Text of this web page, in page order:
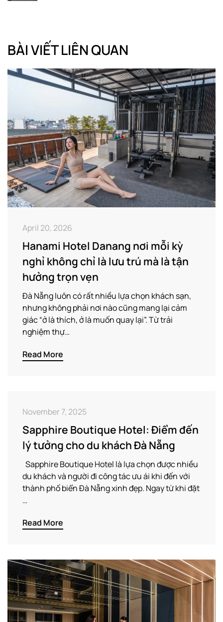
BÀI VIẾT LIÊN QUAN
April 20, 2026
Hanami Hotel Danang nơi mỗi kỳ
nghỉ không chỉ là lưu trú mà là tận
hưởng trọn vẹn
Đà Nẵng luôn có rất nhiều lựa chọn khách sạn,
nhưng không phải nơi nào cũng mang lại cảm
giác “ở là thích, ở là muốn quay lại”. Từ trải
nghiệm thự…
Read More
November 7, 2025
Sapphire Boutique Hotel: Điểm đến
lý tưởng cho du khách Đà Nẵng
Sapphire Boutique Hotel là lựa chọn được nhiều
du khách và người đi công tác ưu ái khi đến với
thành phố biển Đà Nẵng xinh đẹp. Ngay từ khi đặt
…
Read More